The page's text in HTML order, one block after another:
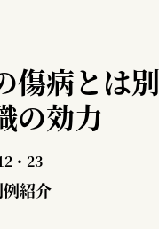
傷病とは
の効力
・23
紹介